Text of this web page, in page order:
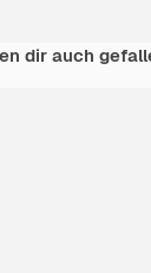
dir auch